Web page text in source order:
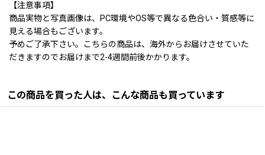
【注意事項】
商品実物と写真画像は、PC環境やOS等で異なる色合い・質感等に
見える場合もございます。
予めご了承下さい。こちらの商品は、海外からお届けさせていた
だきますのでお届けまで2-4週間前後かかります。
この商品を買った人は、こんな商品も買っています